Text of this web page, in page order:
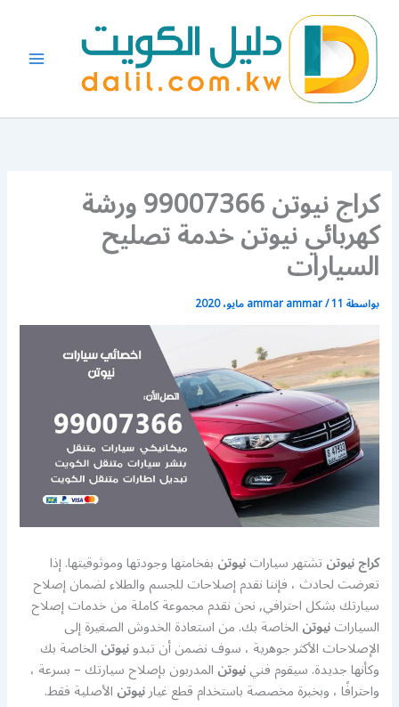
المحتوى
كراج نيوتن 99007366 ورشة
كهربائي نيوتن خدمة تصليح
السيارات
بواسطة ammar ammar/11 مايو، 2020
كراج نيوتنتشتهر سياراتنيوتنبفخامتها وجودتها وموثوقيتها. إذا
تعرضت لحادث ، فإننا نقدم إصلاحات للجسم والطلاء لضمان إصلاح
سيارتك بشكل احترافي, نحن نقدم مجموعة كاملة من خدمات إصلاح
السياراتنيوتنالخاصة بك. من استعادة الخدوش الصغيرة إلى
الإصلاحات الأكثر جوهرية ، سوف نضمن أن تبدونيوتنالخاصة بك
وكأنها جديدة. سيقوم فنينيوتنالمدربون بإصلاح سيارتك – بسرعة ،
واحترافًا ، وبخبرة مخصصة باستخدام قطع غيارنيوتنالأصلية فقط.